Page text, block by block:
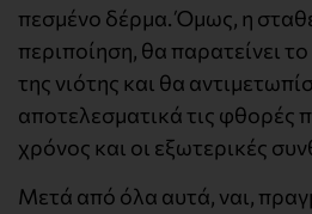
πεσμένο δέρμα. Όμως, η
περιποίηση, θα παρατείνει
της νιότης και θα
αποτελεσματικά τις φθορές
χρόνος και οι εξωτερικές
Μετά από όλα αυτά, ναι,